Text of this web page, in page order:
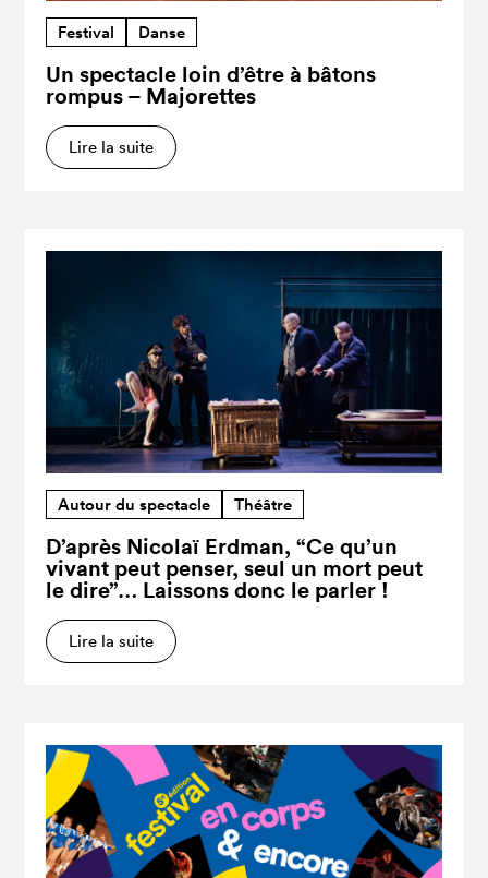
Festival Danse
Un spectacle loin d’être à bâtons
rompus – Majorettes
Lire la suite
Autour du spectacle Théâtre
D’après Nicolaï Erdman, “Ce qu’un
vivant peut penser, seul un mort peut
le dire”… Laissons donc le parler !
Lire la suite